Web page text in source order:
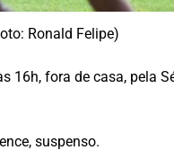
Ronald Felipe)
16h, fora de casa, pela
suspenso.